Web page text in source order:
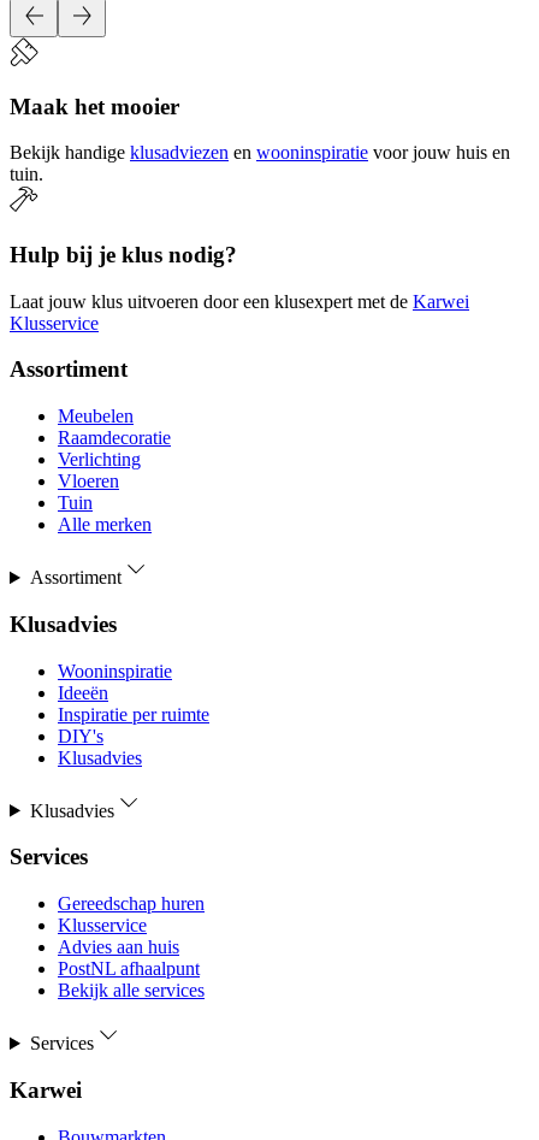
Maak het mooier
Bekijk handige klusadviezen en wooninspiratie voor jouw huis en
tuin.
Hulp bij je klus nodig?
Laat jouw klus uitvoeren door een klusexpert met de Karwei
Klusservice
Assortiment
Meubelen
Raamdecoratie
Verlichting
Vloeren
Tuin
Alle merken
Assortiment
Klusadvies
Wooninspiratie
Ideeën
Inspiratie per ruimte
DIY's
Klusadvies
Klusadvies
Services
Gereedschap huren
Klusservice
Advies aan huis
PostNL afhaalpunt
Bekijk alle services
Services
Karwei